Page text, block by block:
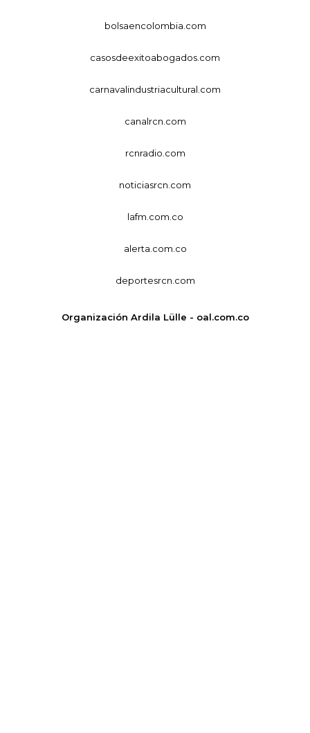
bolsaencolombia.com
casosdeexitoabogados.com
carnavalindustriacultural.com
canalrcn.com
rcnradio.com
noticiasrcn.com
lafm.com.co
alerta.com.co
deportesrcn.com
Organización Ardila Lülle - oal.com.co